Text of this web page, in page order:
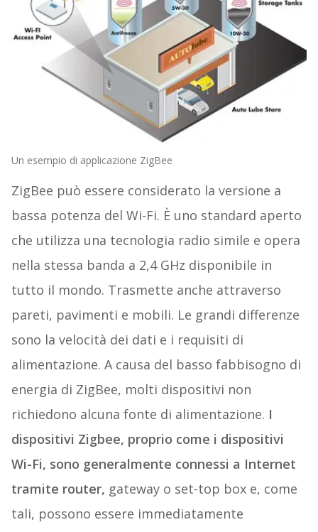
Un esempio di applicazione ZigBee
ZigBee può essere considerato la versione a
bassa potenza del Wi-Fi. È uno standard aperto
che utilizza una tecnologia radio simile e opera
nella stessa banda a 2,4 GHz disponibile in
tutto il mondo. Trasmette anche attraverso
pareti, pavimenti e mobili. Le grandi differenze
sono la velocità dei dati e i requisiti di
alimentazione. A causa del basso fabbisogno di
energia di ZigBee, molti dispositivi non
richiedono alcuna fonte di alimentazione. I
dispositivi Zigbee, proprio come i dispositivi
Wi-Fi, sono generalmente connessi a Internet
tramite router, gateway o set-top box e, come
tali, possono essere immediatamente